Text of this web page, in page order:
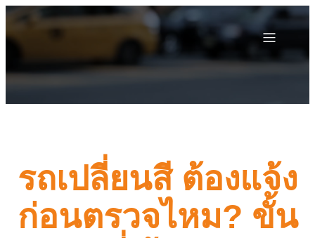
รถเปลี่ยนสี ต้องแจ้ง
ก่อนตรวจไหม? ขั้น